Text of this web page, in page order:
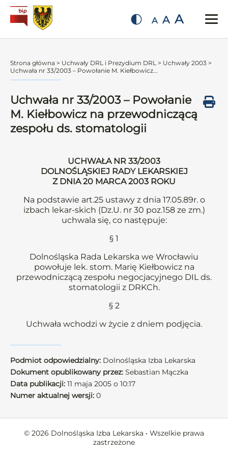
A A A
Strona główna > Uchwały DRL i Prezydium DRL > Uchwały 2003 >
Uchwała nr 33/2003 – Powołanie M. Kiełbowicz...
Uchwała nr 33/2003 – Powołanie
M. Kiełbowicz na przewodniczącą
zespołu ds. stomatologii
UCHWAŁA NR 33/2003
DOLNOŚLĄSKIEJ RADY LEKARSKIEJ
Z DNIA 20 MARCA 2003 ROKU
Na podstawie art.25 ustawy z dnia 17.05.89r. o
izbach lekar-skich (Dz.U. nr 30 poz.158 ze zm.)
uchwala się, co następuje:
§ 1
Dolnośląska Rada Lekarska we Wrocławiu
powołuje lek. stom. Marię Kiełbowicz na
przewodniczącą zespołu negocjacyjnego DIL ds.
stomatologii z DRKCh.
§ 2
Uchwała wchodzi w życie z dniem podjęcia.
Podmiot odpowiedzialny: Dolnośląska Izba Lekarska
Dokument opublikowany przez: Sebastian Mączka
Data publikacji: 11 maja 2005 o 10:17
Numer aktualnej wersji: 0
© 2026 Dolnośląska Izba Lekarska • Wszelkie prawa
zastrzeżone